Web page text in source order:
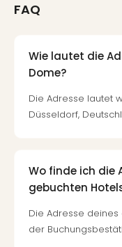
FAQ
Wie lautet die
Dome?
Die Adresse lautet
Düsseldorf,
Wo finde ich die
gebuchten
Die Adresse
der